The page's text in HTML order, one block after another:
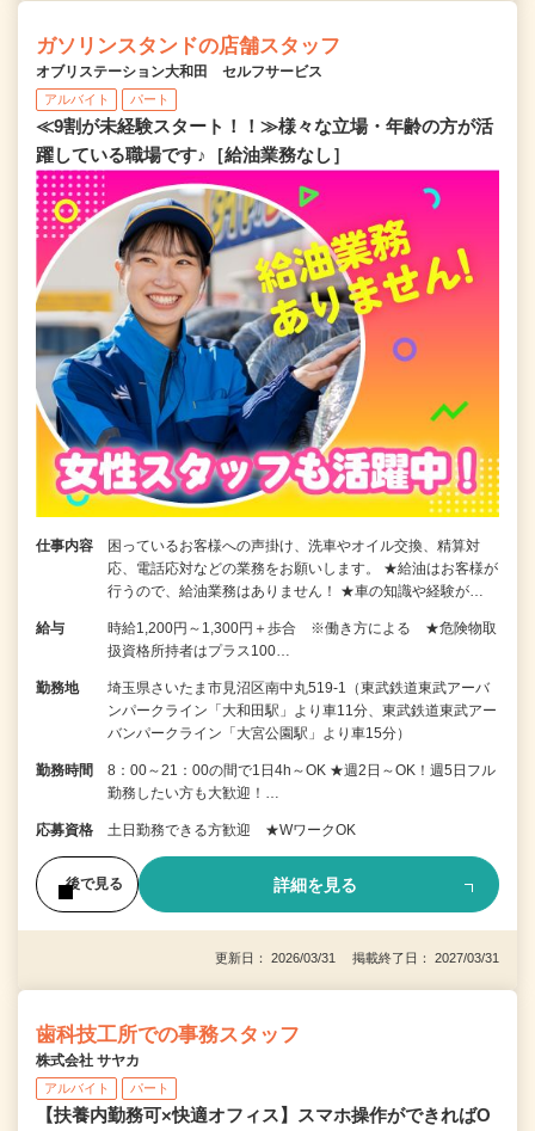
ガソリンスタンドの店舗スタッフ
オブリステーション大和田 セルフサービス
アルバイト パート
≪9割が未経験スタート！！≫様々な立場・年齢の方が活
躍している職場です♪［給油業務なし］
仕事内容
困っているお客様への声掛け、洗車やオイル交換、精算対
応、電話応対などの業務をお願いします。 ★給油はお客様が
行うので、給油業務はありません！ ★車の知識や経験が…
給与
時給1,200円～1,300円＋歩合 ※働き方による ★危険物取
扱資格所持者はプラス100…
勤務地
埼玉県さいたま市見沼区南中丸519-1（東武鉄道東武アーバ
ンパークライン「大和田駅」より車11分、東武鉄道東武アー
バンパークライン「大宮公園駅」より車15分）
勤務時間
8：00～21：00の間で1日4h～OK ★週2日～OK！週5日フル
勤務したい方も大歓迎！…
応募資格 土日勤務できる方歓迎 ★WワークOK
後で見る 詳細を見る
更新日： 2026/03/31 掲載終了日： 2027/03/31
歯科技工所での事務スタッフ
株式会社 サヤカ
アルバイト パート
【扶養内勤務可×快適オフィス】スマホ操作ができればO